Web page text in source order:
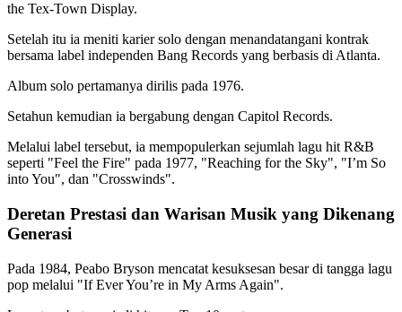
the Tex-Town Display.
Setelah itu ia meniti karier solo dengan menandatangani kontrak
bersama label independen Bang Records yang berbasis di Atlanta.
Album solo pertamanya dirilis pada 1976.
Setahun kemudian ia bergabung dengan Capitol Records.
Melalui label tersebut, ia mempopulerkan sejumlah lagu hit R&B
seperti "Feel the Fire" pada 1977, "Reaching for the Sky", "I’m So
into You", dan "Crosswinds".
Deretan Prestasi dan Warisan Musik yang Dikenang
Generasi
Pada 1984, Peabo Bryson mencatat kesuksesan besar di tangga lagu
pop melalui "If Ever You’re in My Arms Again".